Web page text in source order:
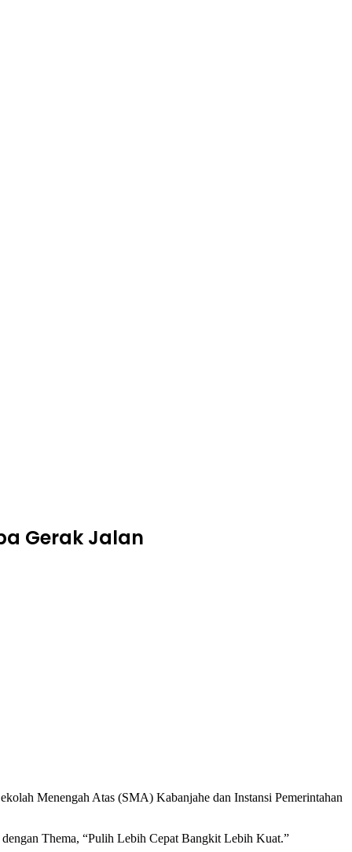
Gerak Jalan
Menengah Atas (SMA) Kabanjahe dan Instansi Pemerintahan
Thema, “Pulih Lebih Cepat Bangkit Lebih Kuat.”